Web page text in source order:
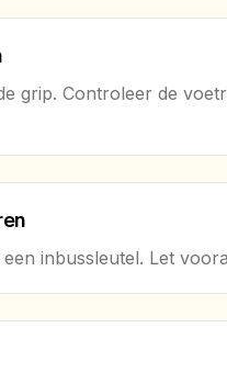
grip. Controleer de
inbussleutel. Let